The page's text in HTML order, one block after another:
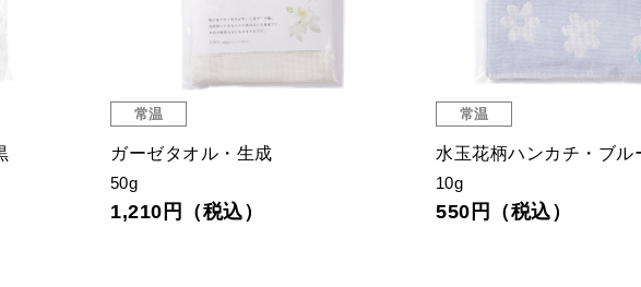
常温
ガーゼタオル・生成
50g
1,210円（税込）
常温
水玉花柄ハンカチ・ブル
10g
550円（税込）